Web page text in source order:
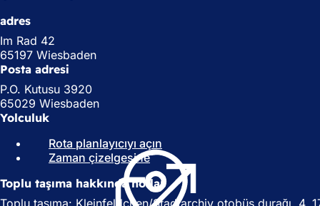
adres
Im Rad 42
65197 Wiesbaden
Posta adresi
P.O. Kutusu 3920
65029 Wiesbaden
Yolculuk
Rota planlayıcıyı açın
Y
e
n
i
Zaman çizelgesine(
Y
e
n
Toplu taşıma hakkında notlar
Toplu taşıma: Kleinfeldchen/Stadtarchiv otobüs durağı, 4,